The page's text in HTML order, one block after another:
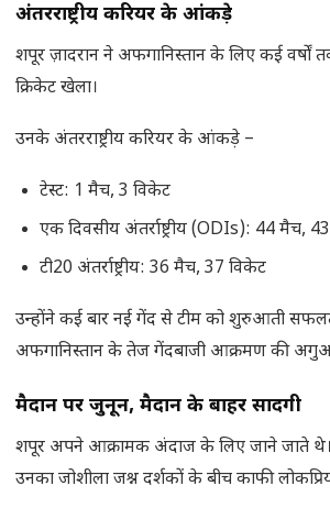
अंतरराष्ट्रीय करियर के आंकड़े
शपूर ज़ादरान ने अफगानिस्तान के लिए कई वर्षों
क्रिकेट खेला।
उनके अंतरराष्ट्रीय करियर के आंकड़े –
टेस्ट: 1 मैच, 3 विकेट
एक दिवसीय अंतर्राष्ट्रीय (ODIs): 44 मैच,
टी20 अंतर्राष्ट्रीय: 36 मैच, 37 विकेट
उन्होंने कई बार नई गेंद से टीम को शुरुआती
अफगानिस्तान के तेज गेंदबाजी आक्रमण की
मैदान पर जुनून, मैदान के बाहर सादगी
शपूर अपने आक्रामक अंदाज के लिए जाने जाते
उनका जोशीला जश्न दर्शकों के बीच काफी